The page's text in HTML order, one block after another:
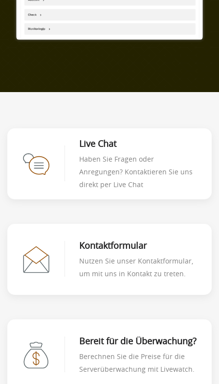
Live Chat
Haben Sie Fragen oder
Anregungen? Kontaktieren Sie uns
direkt per Live Chat
Kontaktformular
Nutzen Sie unser Kontaktformular,
um mit uns in Kontakt zu treten.
Bereit für die Überwachung?
Berechnen Sie die Preise für die
Serverüberwachung mit Livewatch.